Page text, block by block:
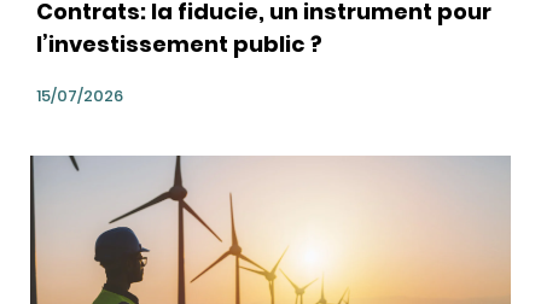
Contrats: la fiducie, un instrument pour
l’investissement public ?
15/07/2026
bg